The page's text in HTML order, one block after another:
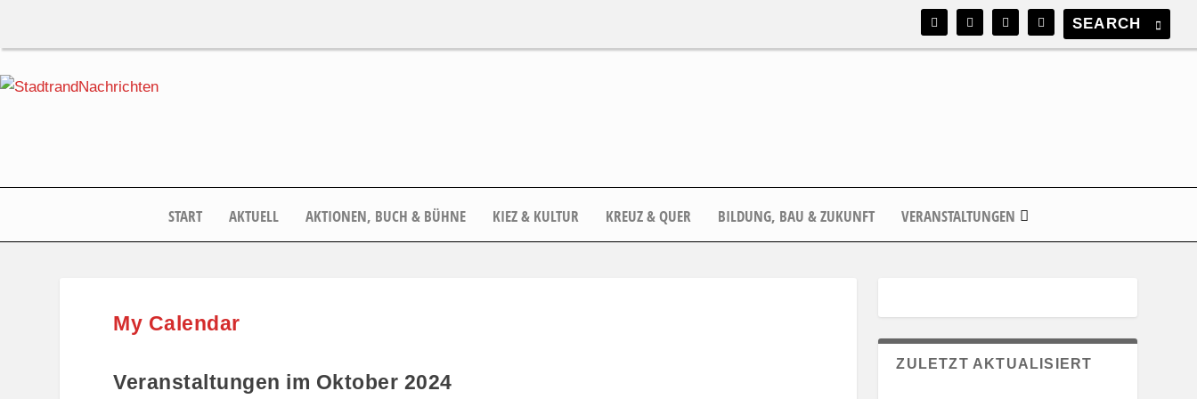
START AKTUELL AKTIONEN, BUCH & BÜHNE KIEZ & KULTUR KREUZ & QUER BILDUNG, BAU & ZUKUNFT VERANSTALTUNGEN
My Calendar
Veranstaltungen im Oktober 2024
ZULETZT AKTUALISIERT